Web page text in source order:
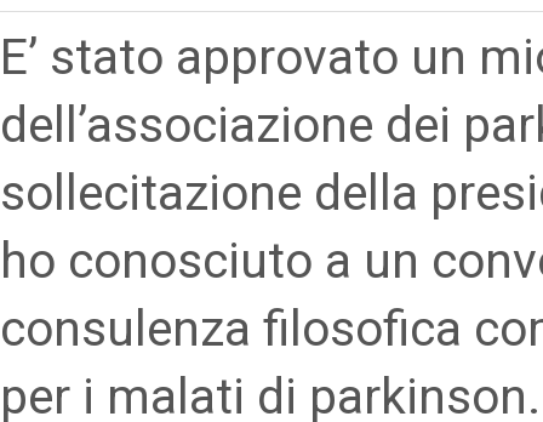
E’ stato approvato un
dell’associazione dei
sollecitazione della
ho conosciuto a un
consulenza filosofica
per i malati di